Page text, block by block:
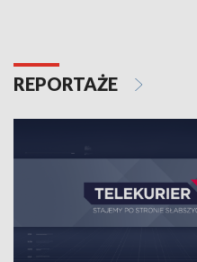
REPORTAŻE